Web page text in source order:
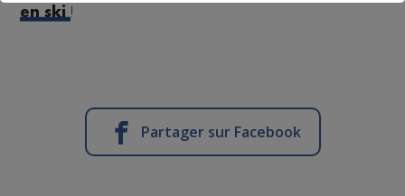
en ski !
Partager sur Facebook